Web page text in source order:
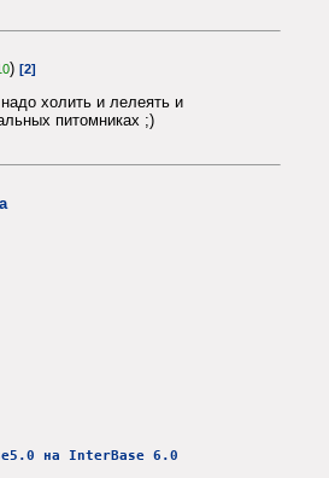
) [2]
холить и лелеять и
питомниках ;)
на InterBase 6.0